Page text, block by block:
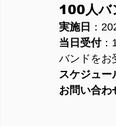
1 00人バ
実施日 ：
当日受付：
バンドをお
スケジュー
お問い合わ